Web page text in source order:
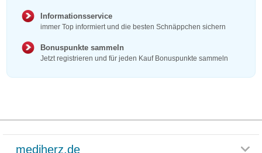
Informationsservice
immer Top informiert und die besten Schnäppchen sichern
Bonuspunkte sammeln
Jetzt registrieren und für jeden Kauf Bonuspunkte sammeln
mediherz.de